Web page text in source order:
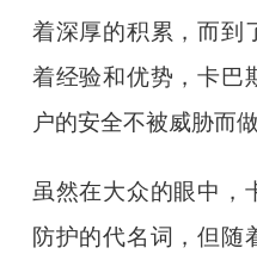
着深厚的积累，而到
着经验和优势，卡巴
户的安全不被威胁而
虽然在大众的眼中，
防护的代名词，但随